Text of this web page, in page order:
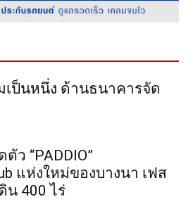
เป็นหนึ่ง ด้านธนาคารจัด
ว “PADDIO”
แห่งใหม่ของบางนา เฟส
400 ไร่